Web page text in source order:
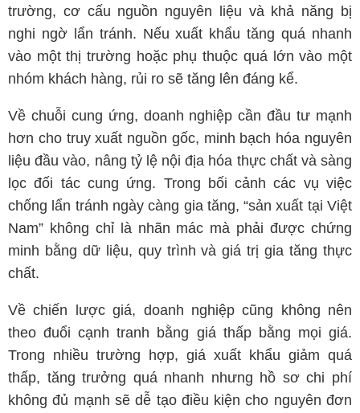
trường, cơ cấu nguồn nguyên liệu và khả năng bị
nghi ngờ lẩn tránh. Nếu xuất khẩu tăng quá nhanh
vào một thị trường hoặc phụ thuộc quá lớn vào một
nhóm khách hàng, rủi ro sẽ tăng lên đáng kể.
Về chuỗi cung ứng, doanh nghiệp cần đầu tư mạnh
hơn cho truy xuất nguồn gốc, minh bạch hóa nguyên
liệu đầu vào, nâng tỷ lệ nội địa hóa thực chất và sàng
lọc đối tác cung ứng. Trong bối cảnh các vụ việc
chống lẩn tránh ngày càng gia tăng, “sản xuất tại Việt
Nam” không chỉ là nhãn mác mà phải được chứng
minh bằng dữ liệu, quy trình và giá trị gia tăng thực
chất.
Về chiến lược giá, doanh nghiệp cũng không nên
theo đuổi cạnh tranh bằng giá thấp bằng mọi giá.
Trong nhiều trường hợp, giá xuất khẩu giảm quá
thấp, tăng trưởng quá nhanh nhưng hồ sơ chi phí
không đủ mạnh sẽ dễ tạo điều kiện cho nguyên đơn